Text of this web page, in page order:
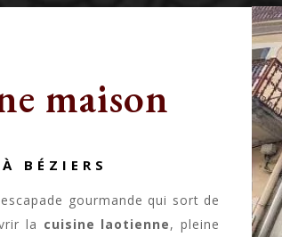
maison
BÉZIERS
gourmande qui sort de
la cuisine laotienne, pleine